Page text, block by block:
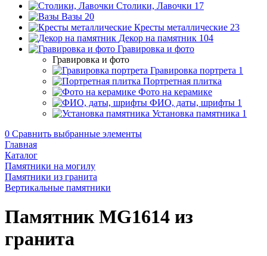
Столики, Лавочки 17
Вазы 20
Кресты металлические 23
Декор на памятник 104
Гравировка и фото
Гравировка и фото
Гравировка портрета 1
Портретная плитка
Фото на керамике
ФИО, даты, шрифты 1
Установка памятника 1
0 Сравнить выбранные элементы
Главная
Каталог
Памятники на могилу
Памятники из гранита
Вертикальные памятники
Памятник MG1614 из
гранита